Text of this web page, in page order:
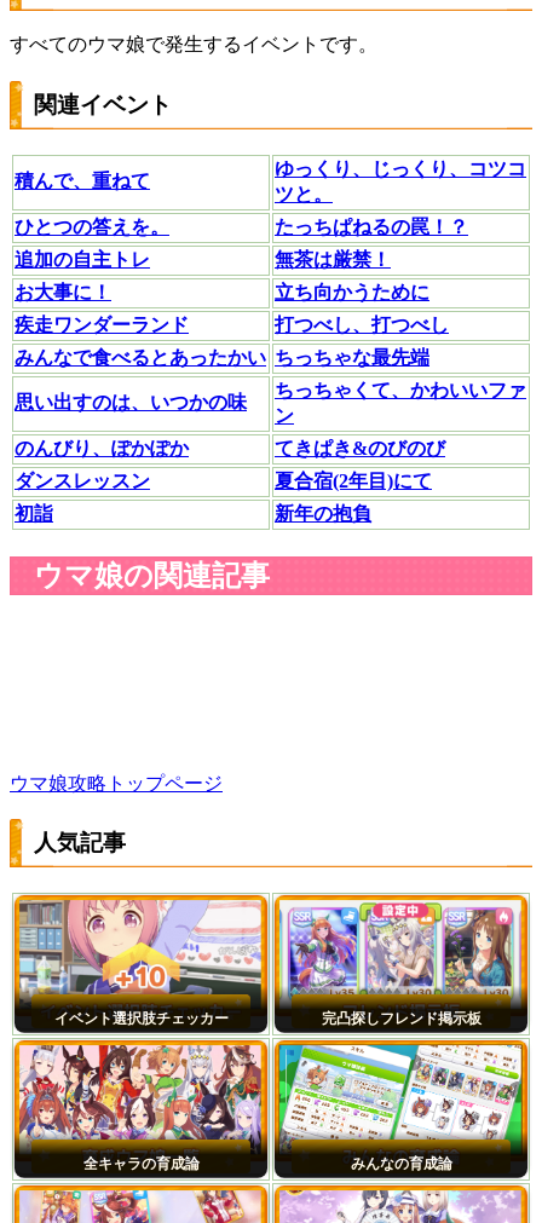
すべてのウマ娘で発生するイベントです。
関連イベント
積んで、重ねて
ゆっくり、じっくり、コツコ
ツと。
ひとつの答えを。
たっちぱねるの罠！？
追加の自主トレ
無茶は厳禁！
お大事に！
立ち向かうために
疾走ワンダーランド
打つべし、打つべし
みんなで食べるとあったかい ちっちゃな最先端
思い出すのは、いつかの味
ちっちゃくて、かわいいファ
ン
のんびり、ぽかぽか
てきぱき&のびのび
ダンスレッスン
夏合宿(2年目)にて
初詣
新年の抱負
ウマ娘の関連記事
ウマ娘攻略トップページ
人気記事
イベント選択肢チェッカー 完凸探しフレンド掲示板
全キャラの育成論 みんなの育成論